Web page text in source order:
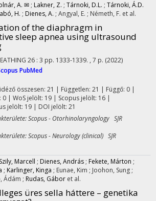
A. ✉ ; Lakner, Z. ; Tárnoki, D.L. ; Tárnoki, Á.D.
H. ; Dienes, A. ; Angyal, E. ; Németh, F. et al.
of the diaphragm in
sleep apnea using ultrasound
26 : 3 pp. 1333-1339. , 7 p. (2022)
PubMed
összesen: 21 | Független: 21 | Függő: 0 |
0 | WoS jelölt: 19 | Scopus jelölt: 16 |
jelölt: 19 | DOI jelölt: 21
Scopus - Otorhinolaryngology SJR
Scopus - Neurology (clinical) SJR
Szily, Marcell ; Dienes, András ; Fekete, Márton ;
; Karlinger, Kinga ; Eunae, Kim ; Joohon, Sung ;
Ádám ; Rudas, Gábor et al.
üres sella háttere – genetika